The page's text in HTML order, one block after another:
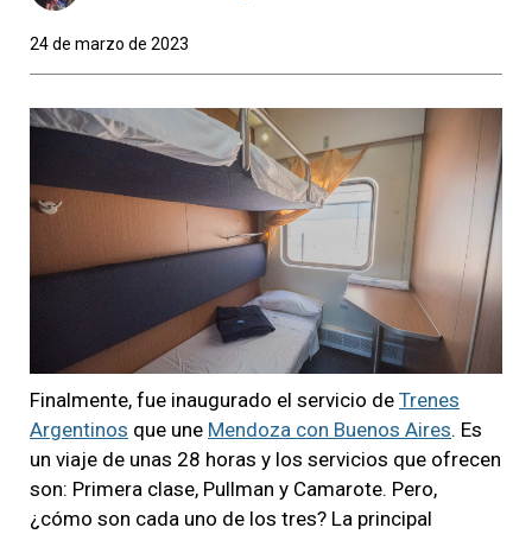
24 de marzo de 2023
Finalmente, fue inaugurado el servicio de Trenes
Argentinos que une Mendoza con Buenos Aires. Es
un viaje de unas 28 horas y los servicios que ofrecen
son: Primera clase, Pullman y Camarote. Pero,
¿cómo son cada uno de los tres? La principal